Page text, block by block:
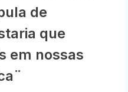
de
que
em nossas